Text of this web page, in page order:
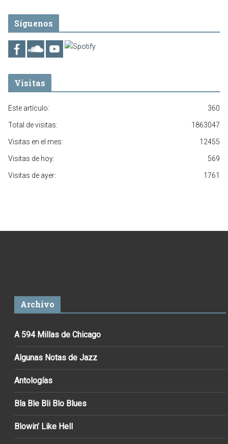
Síguenos
Visitas
360
Este artículo:
1863047
Total de visitas:
12455
Visitas en el mes:
569
Visitas de hoy:
1761
Visitas de ayer:
Archivo
A 594 Millas de Chicago
Algunas Notas de Jazz
Antologías
Bla Ble Bli Blo Blues
Blowin’ Like Hell